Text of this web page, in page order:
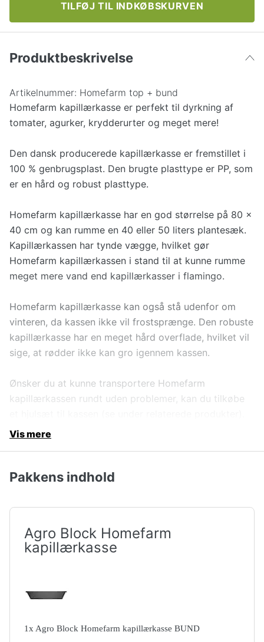
TILFØJ TIL INDKØBSKURVEN
Produktbeskrivelse
Artikelnummer: Homefarm top + bund
Homefarm kapillærkasse er perfekt til dyrkning af
tomater, agurker, krydderurter og meget mere!
Den dansk producerede kapillærkasse er fremstillet i
100 % genbrugsplast. Den brugte plasttype er PP, som
er en hård og robust plasttype.
Homefarm kapillærkasse har en god størrelse på 80 x
40 cm og kan rumme en 40 eller 50 liters plantesæk.
Kapillærkassen har tynde vægge, hvilket gør
Homefarm kapillærkassen i stand til at kunne rumme
meget mere vand end kapillærkasser i flamingo.
Homefarm kapillærkasse kan også stå udenfor om
vinteren, da kassen ikke vil frostsprænge. Den robuste
kapillærkasse har en meget hård overflade, hvilket vil
sige, at rødder ikke kan gro igennem kassen.
Ønsker du at kunne transportere Homefarm
kapillærkassen rundt uden problemer, kan du tilkøbe
Vis mere
Pakkens indhold
Agro Block Homefarm
kapillærkasse
1xAgro Block Homefarm kapillærkasse BUND